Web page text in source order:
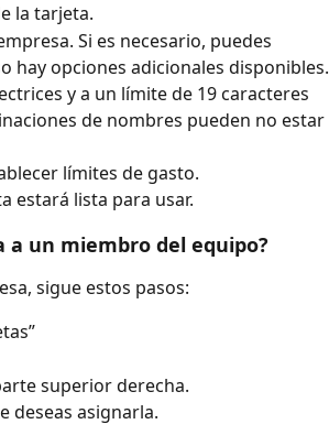
la tarjeta.
Si es necesario, puedes
hay opciones adicionales disponibles.
y a un límite de 19 caracteres
de nombres pueden no estar
límites de gasto.
estará lista para usar.
a un miembro del equipo?
sigue estos pasos:
superior derecha.
deseas asignarla.